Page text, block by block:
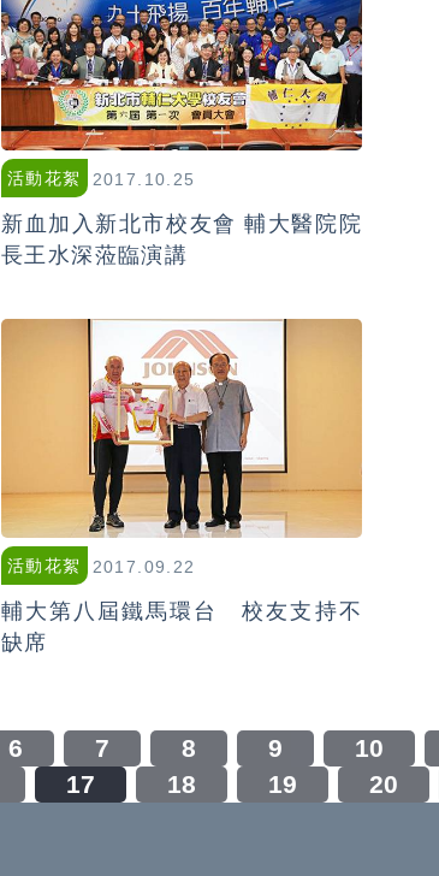
活動花絮 2017.10.25
新血加入新北市校友會 輔大醫院院
長王水深蒞臨演講
活動花絮 2017.09.22
輔大第八屆鐵馬環台 校友支持不
缺席
6 7 8 9 10
17 18 19 20